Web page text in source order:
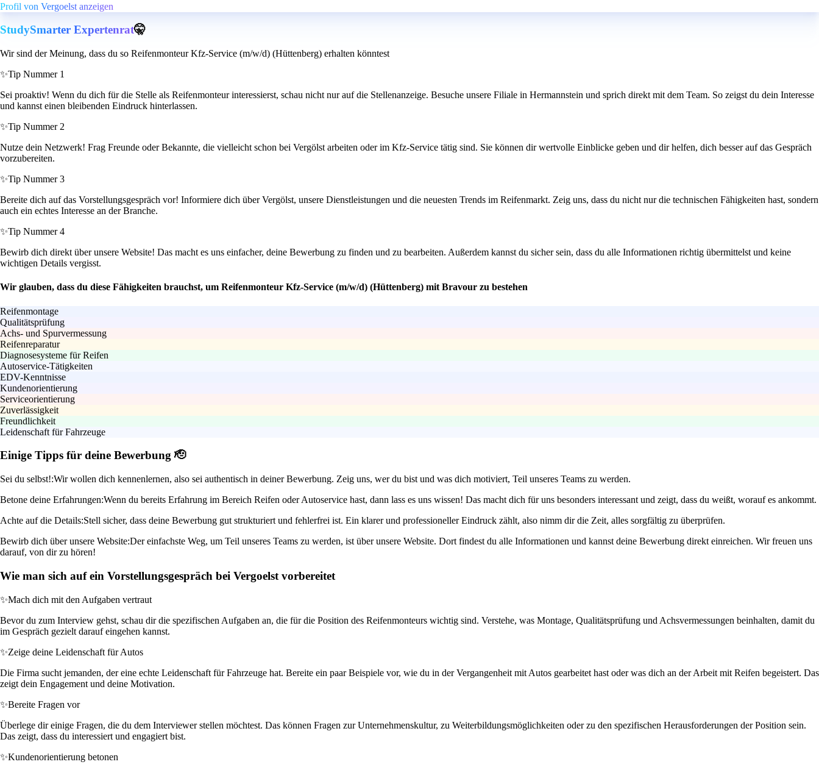
Profil von Vergoelst anzeigen
StudySmarter Expertenrat🤫
Wir sind der Meinung, dass du so Reifenmonteur Kfz-Service (m/w/d) (Hüttenberg) erhalten könntest
✨Tip Nummer 1
Sei proaktiv! Wenn du dich für die Stelle als Reifenmonteur interessierst, schau nicht nur auf die Stellenanzeige. Besuche unsere Filiale in Hermannstein und sprich direkt mit dem Team. So zeigst du dein Interesse
und kannst einen bleibenden Eindruck hinterlassen.
✨Tip Nummer 2
Nutze dein Netzwerk! Frag Freunde oder Bekannte, die vielleicht schon bei Vergölst arbeiten oder im Kfz-Service tätig sind. Sie können dir wertvolle Einblicke geben und dir helfen, dich besser auf das Gespräch
vorzubereiten.
✨Tip Nummer 3
Bereite dich auf das Vorstellungsgespräch vor! Informiere dich über Vergölst, unsere Dienstleistungen und die neuesten Trends im Reifenmarkt. Zeig uns, dass du nicht nur die technischen Fähigkeiten hast, sondern
auch ein echtes Interesse an der Branche.
✨Tip Nummer 4
Bewirb dich direkt über unsere Website! Das macht es uns einfacher, deine Bewerbung zu finden und zu bearbeiten. Außerdem kannst du sicher sein, dass du alle Informationen richtig übermittelst und keine
wichtigen Details vergisst.
Wir glauben, dass du diese Fähigkeiten brauchst, um Reifenmonteur Kfz-Service (m/w/d) (Hüttenberg) mit Bravour zu bestehen
Reifenmontage
Qualitätsprüfung
Achs- und Spurvermessung
Reifenreparatur
Diagnosesysteme für Reifen
Autoservice-Tätigkeiten
EDV-Kenntnisse
Kundenorientierung
Serviceorientierung
Zuverlässigkeit
Freundlichkeit
Leidenschaft für Fahrzeuge
Einige Tipps für deine Bewerbung 🫡
Sei du selbst!:Wir wollen dich kennenlernen, also sei authentisch in deiner Bewerbung. Zeig uns, wer du bist und was dich motiviert, Teil unseres Teams zu werden.
Betone deine Erfahrungen:Wenn du bereits Erfahrung im Bereich Reifen oder Autoservice hast, dann lass es uns wissen! Das macht dich für uns besonders interessant und zeigt, dass du weißt, worauf es ankommt.
Achte auf die Details:Stell sicher, dass deine Bewerbung gut strukturiert und fehlerfrei ist. Ein klarer und professioneller Eindruck zählt, also nimm dir die Zeit, alles sorgfältig zu überprüfen.
Bewirb dich über unsere Website:Der einfachste Weg, um Teil unseres Teams zu werden, ist über unsere Website. Dort findest du alle Informationen und kannst deine Bewerbung direkt einreichen. Wir freuen uns
darauf, von dir zu hören!
Wie man sich auf ein Vorstellungsgespräch bei Vergoelst vorbereitet
✨Mach dich mit den Aufgaben vertraut
Bevor du zum Interview gehst, schau dir die spezifischen Aufgaben an, die für die Position des Reifenmonteurs wichtig sind. Verstehe, was Montage, Qualitätsprüfung und Achsvermessungen beinhalten, damit du
im Gespräch gezielt darauf eingehen kannst.
✨Zeige deine Leidenschaft für Autos
Die Firma sucht jemanden, der eine echte Leidenschaft für Fahrzeuge hat. Bereite ein paar Beispiele vor, wie du in der Vergangenheit mit Autos gearbeitet hast oder was dich an der Arbeit mit Reifen begeistert. Das
zeigt dein Engagement und deine Motivation.
✨Bereite Fragen vor
Überlege dir einige Fragen, die du dem Interviewer stellen möchtest. Das können Fragen zur Unternehmenskultur, zu Weiterbildungsmöglichkeiten oder zu den spezifischen Herausforderungen der Position sein.
Das zeigt, dass du interessiert und engagiert bist.
✨Kundenorientierung betonen